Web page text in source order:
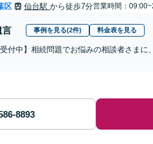
区 仙台駅 から徒歩7分営業時間：
言 事例を見る(2件) 料金表を見る
受付中】相続問題でお悩みの相談者さま